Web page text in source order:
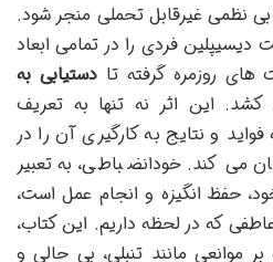
نظمی غیرقابل تحملی منجر شود.
دیسیپلین فردی را در تمامی ابعاد
های روزمره گرفته تادستیابی به
این اثر نه تنها به تعریف
و نتایج به کارگیری آن را در
می کند. خودانضباطی، به تعبیر
حفظ انگیزه و انجام عمل است،
که در لحظه داریم. این کتاب،
بر موانعی مانند تنبلی، بی حالی و